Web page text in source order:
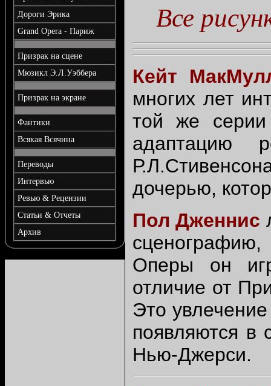
Дороги Эрика
Grand Opera - Париж
Призрак на сцене
Мюзикл Э.Л.Уэббера
Призрак на экране
Фантики
Всякая Всячина
Переводы
Интервью
Ревью & Рецензии
Статьи & Отчеты
Архив
Все
Кейт
многих лет
той же
адаптацию
дочерью,
Пол Дженнис
Оперы он
отличие от
Это
появляются в
Нью-Джерси.